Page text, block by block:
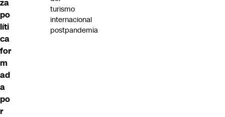
za
po
líti
ca
for
m
ad
a
po
r
turismo
internacional
postpandemia